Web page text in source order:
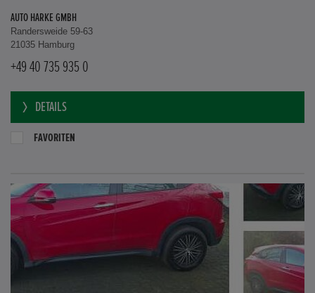
AUTO HARKE GMBH
Randersweide 59-63
21035 Hamburg
+49 40 735 935 0
DETAILS
FAVORITEN